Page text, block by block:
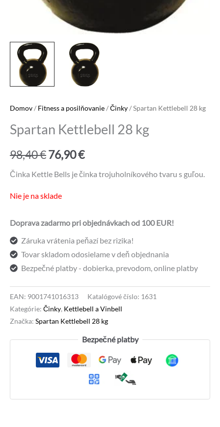
Domov/ Fitness a posilňovanie/Činky/ Spartan Kettlebell 28 kg
Spartan Kettlebell 28 kg
98,40€Pôvodná
cena
bola:
98,40 €.
76,90€Aktuálna
cena
76,90 €.
Činka Kettle Bells je činka trojuholníkového tvaru s guľou.
Nie je na sklade
Doprava zadarmo pri objednávkach od 100 EUR!
Záruka vrátenia peňazí bez rizika!
Tovar skladom odosielame v deň objednania
Bezpečné platby - dobierka, prevodom, online platby
EAN: 9001741016313 Katalógové číslo: 1631
Kategórie: Činky, Kettlebell a Vinbell
Značka: Spartan Kettlebell 28 kg
Bezpečné platby